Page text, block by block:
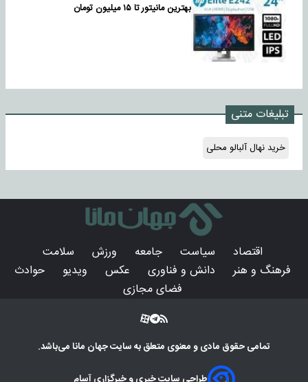
بهترین مانیتور تا ۱۵ میلیون تومان
تبلیغات متنی
خرید نهال آلبالو محلی
اقتصاد سیاست جامعه ورزش
سلامت
فرهنگ و هنر
دانش و فناوری عکس ویدیو
حوادث
فضای مجازی
تمامی حقوق مادی و معنوی متعلق به سایتجهان مانامی‌باشد.